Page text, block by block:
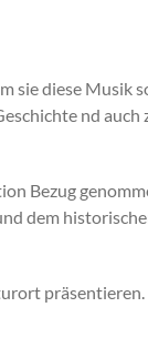
sie diese Musik
nd auch
Bezug
dem